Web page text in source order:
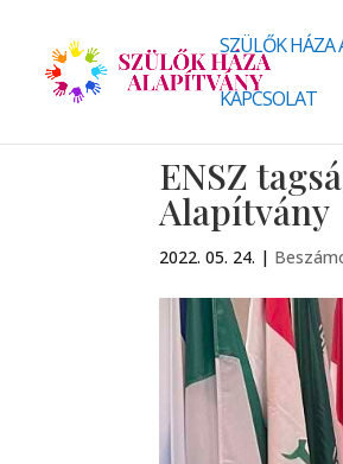
SZÜLŐK HÁZA
KAPCSOLAT
ENSZ
Alapítvány
2022. 05. 24. |